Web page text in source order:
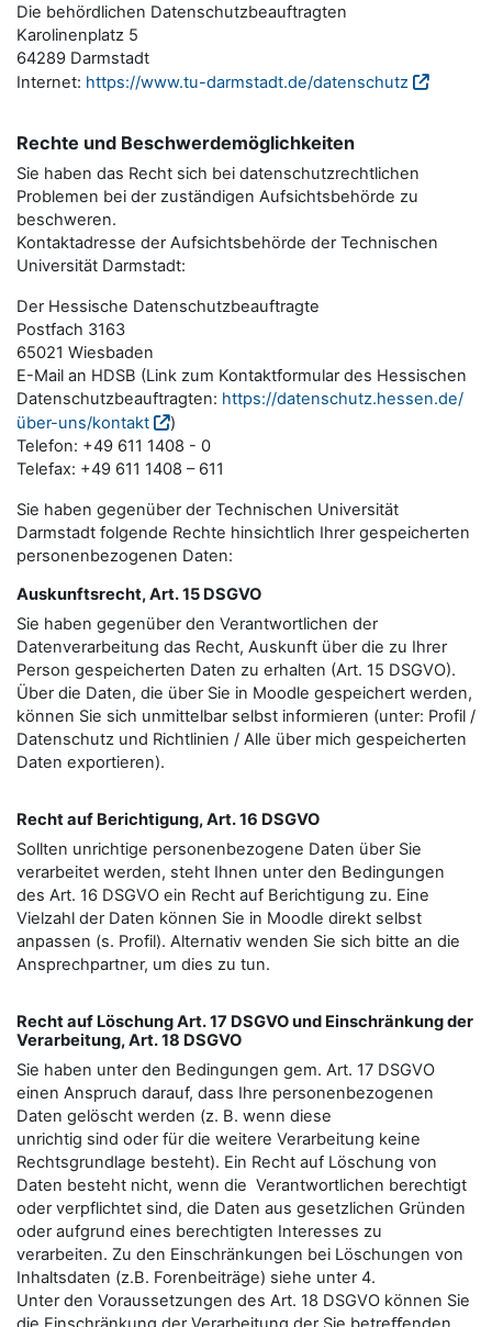
Die behördlichen Datenschutzbeauftragten
Karolinenplatz 5
64289 Darmstadt
Internet: https://www.tu-darmstadt.de/datenschutz
Rechte und Beschwerdemöglichkeiten
Sie haben das Recht sich bei datenschutzrechtlichen
Problemen bei der zuständigen Aufsichtsbehörde zu
beschweren.
Kontaktadresse der Aufsichtsbehörde der Technischen
Universität Darmstadt:
Der Hessische Datenschutzbeauftragte
Postfach 3163
65021 Wiesbaden
E-Mail an HDSB (Link zum Kontaktformular des Hessischen
Datenschutzbeauftragten: https://datenschutz.hessen.de/
über-uns/kontakt
)
Telefon: +49 611 1408 - 0
Telefax: +49 611 1408 – 611
Sie haben gegenüber der Technischen Universität
Darmstadt folgende Rechte hinsichtlich Ihrer gespeicherten
personenbezogenen Daten:
Auskunftsrecht, Art. 15 DSGVO
Sie haben gegenüber den Verantwortlichen der
Datenverarbeitung das Recht, Auskunft über die zu Ihrer
Person gespeicherten Daten zu erhalten (Art. 15 DSGVO).
Über die Daten, die über Sie in Moodle gespeichert werden,
können Sie sich unmittelbar selbst informieren (unter: Profil /
Datenschutz und Richtlinien / Alle über mich gespeicherten
Daten exportieren).
Recht auf Berichtigung, Art. 16 DSGVO
Sollten unrichtige personenbezogene Daten über Sie
verarbeitet werden, steht Ihnen unter den Bedingungen
des Art. 16 DSGVO ein Recht auf Berichtigung zu. Eine
Vielzahl der Daten können Sie in Moodle direkt selbst
anpassen (s. Profil). Alternativ wenden Sie sich bitte an die
Ansprechpartner, um dies zu tun.
Recht auf Löschung Art. 17 DSGVO und Einschränkung der
Verarbeitung, Art. 18 DSGVO
Sie haben unter den Bedingungen gem. Art. 17 DSGVO
einen Anspruch darauf, dass Ihre personenbezogenen
Daten gelöscht werden (z. B. wenn diese
unrichtig sind oder für die weitere Verarbeitung keine
Rechtsgrundlage besteht). Ein Recht auf Löschung von
Daten besteht nicht, wenn die Verantwortlichen berechtigt
oder verpflichtet sind, die Daten aus gesetzlichen Gründen
oder aufgrund eines berechtigten Interesses zu
verarbeiten. Zu den Einschränkungen bei Löschungen von
Inhaltsdaten (z.B. Forenbeiträge) siehe unter 4.
Unter den Voraussetzungen des Art. 18 DSGVO können Sie